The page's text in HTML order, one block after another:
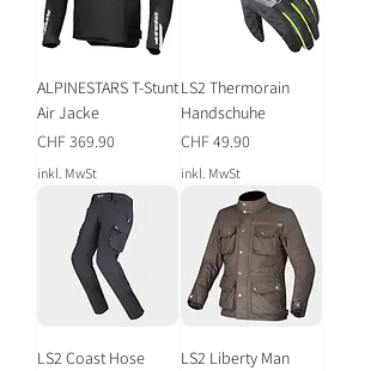
ALPINESTARS T-Stunt
Air Jacke
Preis
CHF 369.90
inkl. MwSt
LS2 Thermorain
Handschuhe
Preis
CHF 49.90
inkl. MwSt
LS2 Coast Hose
LS2 Liberty Man